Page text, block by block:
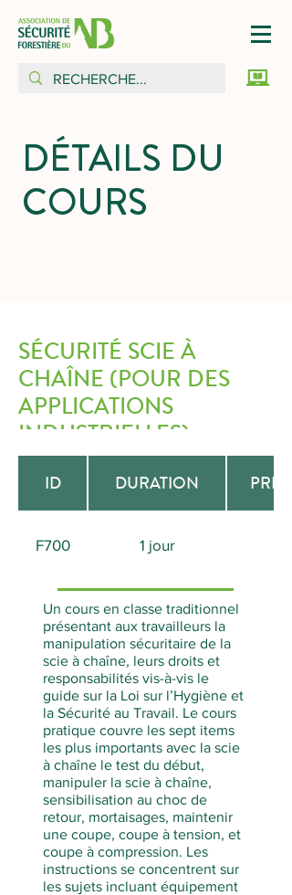
DÉTAILS DU
COURS
SÉCURITÉ SCIE À
CHAÎNE (POUR DES
APPLICATIONS
INDUSTRIELLES)
ID DURATION
F700 1 jour
Un cours en classe traditionnel
présentant aux travailleurs la
manipulation sécuritaire de la
scie à chaîne, leurs droits et
responsabilités vis-à-vis le
guide sur la Loi sur l’Hygiène et
la Sécurité au Travail. Le cours
pratique couvre les sept items
les plus importants avec la scie
à chaîne le test du début,
manipuler la scie à chaîne,
sensibilisation au choc de
retour, mortaisages, maintenir
une coupe, coupe à tension, et
coupe à compression. Les
instructions se concentrent sur
les sujets incluant équipement